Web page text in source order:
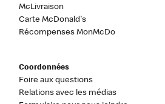
McLivraison
Carte McDonald's
Récompenses MonMcDo
Coordonnées
Foire aux questions
Relations avec les médias